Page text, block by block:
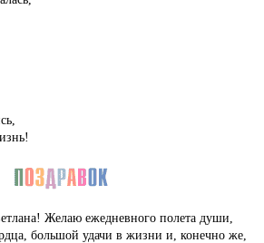
Желаю ежедневного полета души,
большой удачи в жизни и, конечно же,